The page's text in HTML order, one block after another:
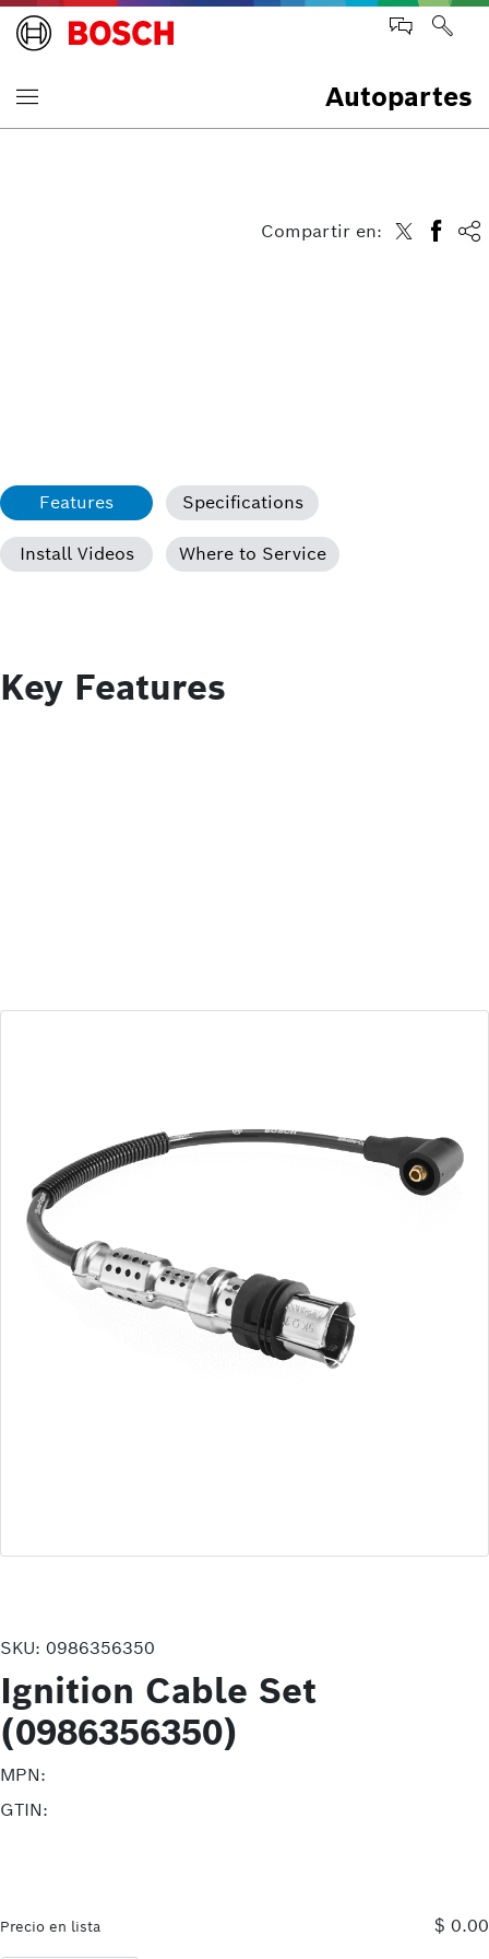
Autopartes
Compartir en:
Features Specifications
Install Videos Where to Service
Key Features
SKU: 0986356350
Ignition Cable Set
(0986356350)
MPN:
GTIN:
Precio en lista $ 0.00